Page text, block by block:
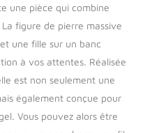
une pièce qui combine
figure de pierre massive
une fille sur un banc
à vos attentes. Réalisée
est non seulement une
également conçue pour
Vous pouvez alors être